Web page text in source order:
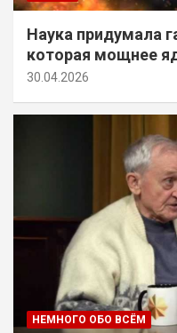
Наука придумала
которая мощнее
30.04.2026
НЕМНОГО ОБО ВСЁМ